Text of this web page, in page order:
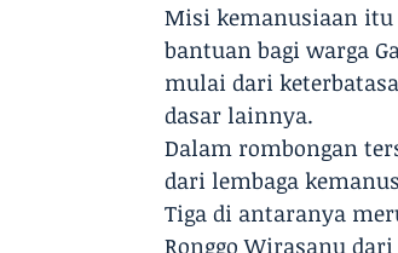
Misi kemanusiaan itu
bantuan bagi warga
mulai dari
dasar lainnya.
Dalam rombongan
dari lembaga
Tiga di antaranya
Ronggo Wirasanu